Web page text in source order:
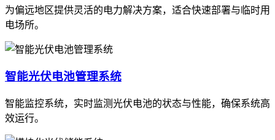
为偏远地区提供灵活的电力解决方案，适合快速部署与临时用
电场所。
智能光伏电池管理系统
智能监控系统，实时监测光伏电池的状态与性能，确保系统高
效运行。